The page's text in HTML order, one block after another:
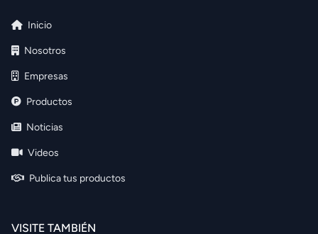
Inicio
Nosotros
Empresas
Productos
Noticias
Videos
Publica tus productos
VISITE TAMBIÉN